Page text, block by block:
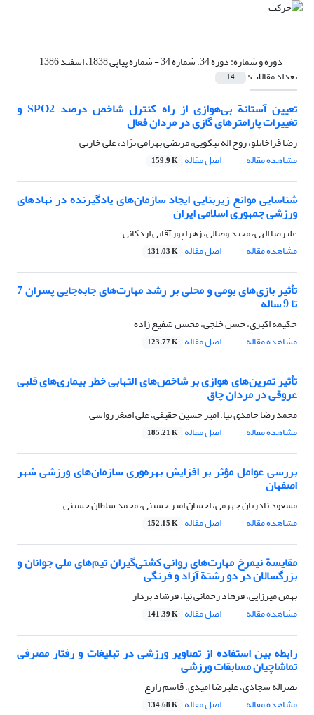
دوره و شماره:دوره 34، شماره 34 - شماره پیاپی 1838، اسفند 1386
تعداد مقالات: 14
تعیین آستانة بی‌هوازی از راه کنترل شاخص درصد SPO2 و
تغییرات پارامترهای گازی در مردان فعال
رضا قراخانلو، روح اله نیکویی، مرتضی بهرامی نژاد، علی خازنی
مشاهده مقاله
اصل مقاله 159.9 K
شناسایی موانع زیربنایی ایجاد سازمان‌های یادگیرنده در نهادهای
ورزشی جمهوری اسلامی ایران
علیرضا الهی، مجید وصالی، زهرا پورآقایی اردکانی
مشاهده مقاله
اصل مقاله 131.03 K
تأثیر بازی‌های بومی و محلی بر رشد مهارت‌های جابه‌جایی پسران 7
تا 9 ساله
حکیمه اکبری، حسن خلجی، محسن شفیع زاده
مشاهده مقاله
اصل مقاله 123.77 K
تأثیر تمرین‌های هوازی بر شاخص‌های التهابی خطر بیماری‌های قلبی
عروقی در مردان چاق
محمد رضا حامدی نیا، امیر حسین حقیقی، علی اصغر رواسی
مشاهده مقاله
اصل مقاله 185.21 K
بررسی عوامل مؤثر بر افزایش بهره‌وری سازمان‌های ورزشی شهر
اصفهان
مسعود نادریان جهرمی، احسان امیر حسینی، محمد سلطان حسینی
مشاهده مقاله
اصل مقاله 152.15 K
مقایسة نیمرخ مهارت‌های روانی کشتی‌گیران تیم‌های ملی جوانان و
بزرگسالان در دو رشتة آزاد و فرنگی
بهمن میرزایی، فرهاد رحمانی نیا، فرشاد بردار
مشاهده مقاله
اصل مقاله 141.39 K
رابطه بین استفاده از تصاویر ورزشی در تبلیغات و رفتار مصرفی
تماشاچیان مسابقات ورزشی
نصراله سجادی، علیرضا امیدی، قاسم زارع
مشاهده مقاله
اصل مقاله 134.68 K